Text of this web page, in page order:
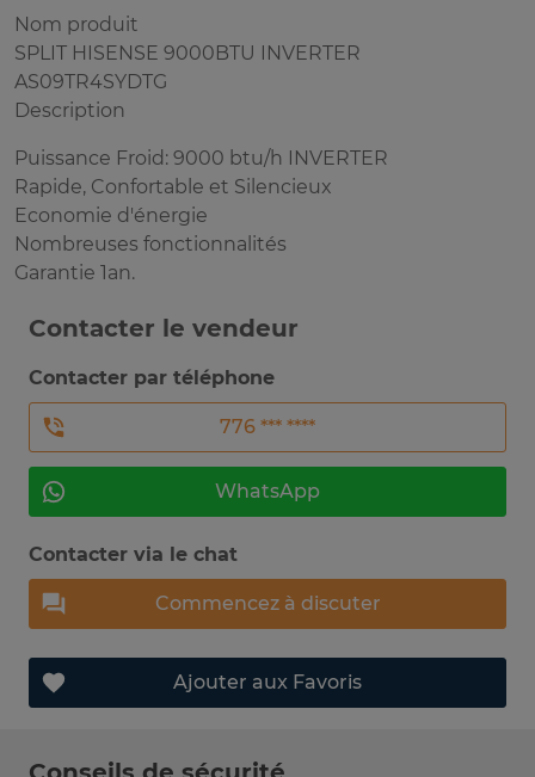
Nom produit
SPLIT HISENSE 9000BTU INVERTER
AS09TR4SYDTG
Description
Puissance Froid: 9000 btu/h INVERTER
Rapide, Confortable et Silencieux
Economie d'énergie
Nombreuses fonctionnalités
Garantie 1an.
Contacter le vendeur
Contacter par téléphone
776 *** ****
WhatsApp
Contacter via le chat
Commencez à discuter
Ajouter aux Favoris